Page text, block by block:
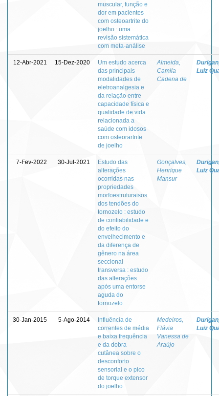
muscular, função e
dor em pacientes
com osteoartrite do
joelho : uma
revisão sistemática
com meta-análise
12-Abr-2021 15-Dez-2020
Um estudo acerca
das principais
modalidades de
eletroanalgesia e
da relação entre
capacidade física e
qualidade de vida
relacionada a
saúde com idosos
com osteorartrite
de joelho
Almeida,
Camila
Cadena de
Luiz
7-Fev-2022 30-Jul-2021
Estudo das
alterações
ocorridas nas
propriedades
morfoestruturaisos
dos tendões do
tornozelo : estudo
de confiabilidade e
do efeito do
envelhecimento e
da diferença de
gênero na área
seccional
transversa : estudo
das alterações
após uma entorse
aguda do
tornozelo
Gonçalves,
Henrique
Mansur
Luiz
30-Jan-2015 5-Ago-2014
Influência de
correntes de média
e baixa frequência
e da dobra
cutânea sobre o
desconforto
sensorial e o pico
de torque extensor
do joelho
Medeiros,
Flávia
Vanessa de
Araújo
Luiz